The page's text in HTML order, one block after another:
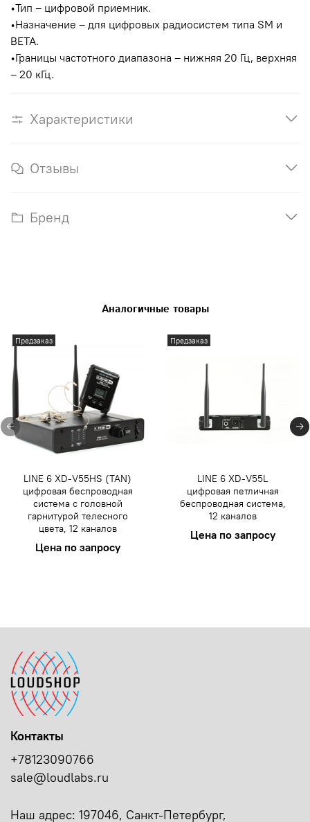
•Тип – цифровой приемник.
•Назначение – для цифровых радиосистем типа SM и
BETA.
•Границы частотного диапазона – нижняя 20 Гц, верхняя
– 20 кГц.
Характеристики
Отзывы
Бренд
Аналогичные товары
Предзаказ
LINE 6 XD-V55HS (TAN)
цифровая беспроводная
система с головной
гарнитурой телесного
цвета, 12 каналов
Цена по запросу
Предзаказ
LINE 6 XD-V55L
цифровая петличная
беспроводная система,
12 каналов
Цена по запросу
Контакты
+78123090766
sale@loudlabs.ru
Наш адрес: 197046, Санкт-Петербург,